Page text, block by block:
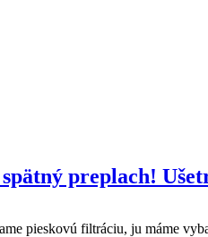
preplach!
pieskovú filtráciu, ju máme